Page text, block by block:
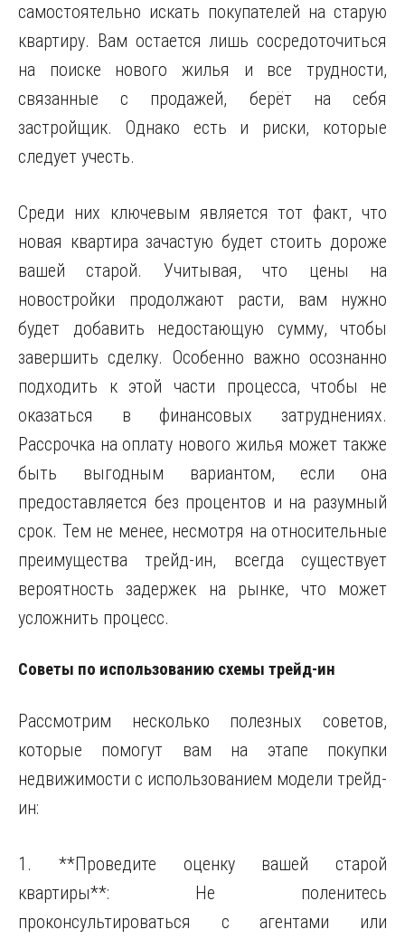
самостоятельно искать покупателей на старую
квартиру. Вам остается лишь сосредоточиться
на поиске нового жилья и все трудности,
связанные с продажей, берёт на себя
застройщик. Однако есть и риски, которые
следует учесть.
Среди них ключевым является тот факт, что
новая квартира зачастую будет стоить дороже
вашей старой. Учитывая, что цены на
новостройки продолжают расти, вам нужно
будет добавить недостающую сумму, чтобы
завершить сделку. Особенно важно осознанно
подходить к этой части процесса, чтобы не
оказаться в финансовых затруднениях.
Рассрочка на оплату нового жилья может также
быть выгодным вариантом, если она
предоставляется без процентов и на разумный
срок. Тем не менее, несмотря на относительные
преимущества трейд-ин, всегда существует
вероятность задержек на рынке, что может
усложнить процесс.
Советы по использованию схемы трейд-ин
Рассмотрим несколько полезных советов,
которые помогут вам на этапе покупки
недвижимости с использованием модели трейд-
ин:
1. **Проведите оценку вашей старой
квартиры**: Не поленитесь
проконсультироваться с агентами или